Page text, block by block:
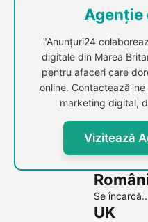
Agenție
"Anunțuri24
digitale din Marea
pentru afaceri care
online. Contactează-
marketing digital,
Vizitează
Se
UK